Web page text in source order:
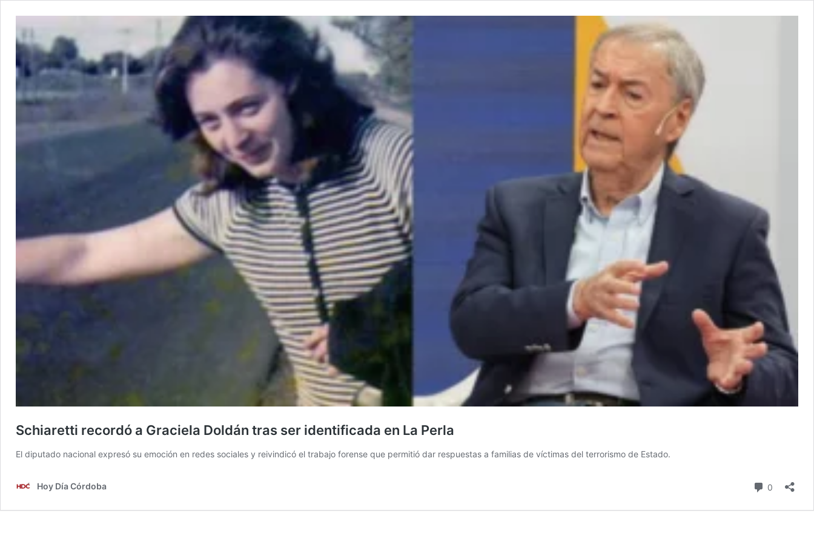
Schiaretti recordó a Graciela Doldán tras ser identificada en La Perla
El diputado nacional expresó su emoción en redes sociales y reivindicó el trabajo forense que permitió dar respuestas a familias de víctimas del terrorismo de Estado.
Hoy Día Córdoba 0